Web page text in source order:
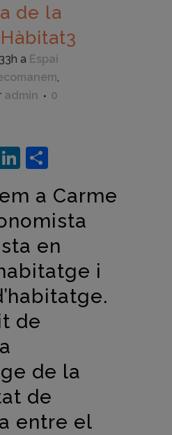
de la
a Espai
,
admin
0
LinkedIn
a Carme
en
i
de
de la
de
entre el